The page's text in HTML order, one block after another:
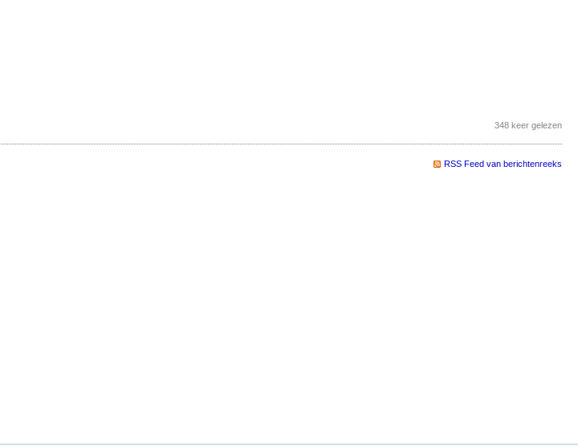
348 keer gelezen
RSS Feed van berichtenreeks